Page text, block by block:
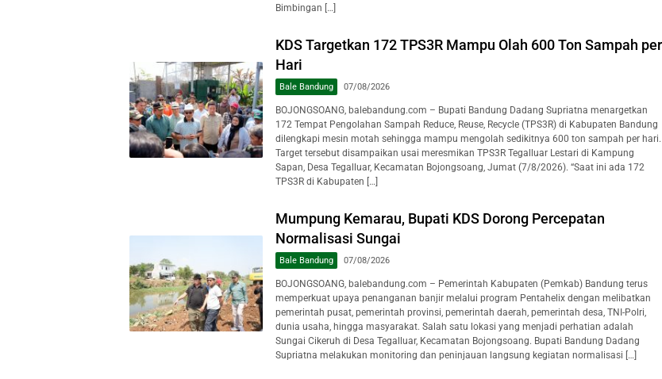
Bimbingan […]
KDS Targetkan 172 TPS3R Mampu Olah 600 Ton Sampah per
Hari
Bale Bandung 07/08/2026
BOJONGSOANG, balebandung.com – Bupati Bandung Dadang Supriatna menargetkan
172 Tempat Pengolahan Sampah Reduce, Reuse, Recycle (TPS3R) di Kabupaten Bandung
dilengkapi mesin motah sehingga mampu mengolah sedikitnya 600 ton sampah per hari.
Target tersebut disampaikan usai meresmikan TPS3R Tegalluar Lestari di Kampung
Sapan, Desa Tegalluar, Kecamatan Bojongsoang, Jumat (7/8/2026). “Saat ini ada 172
TPS3R di Kabupaten […]
Mumpung Kemarau, Bupati KDS Dorong Percepatan
Normalisasi Sungai
Bale Bandung 07/08/2026
BOJONGSOANG, balebandung.com – Pemerintah Kabupaten (Pemkab) Bandung terus
memperkuat upaya penanganan banjir melalui program Pentahelix dengan melibatkan
pemerintah pusat, pemerintah provinsi, pemerintah daerah, pemerintah desa, TNI-Polri,
dunia usaha, hingga masyarakat. Salah satu lokasi yang menjadi perhatian adalah
Sungai Cikeruh di Desa Tegalluar, Kecamatan Bojongsoang. Bupati Bandung Dadang
Supriatna melakukan monitoring dan peninjauan langsung kegiatan normalisasi […]